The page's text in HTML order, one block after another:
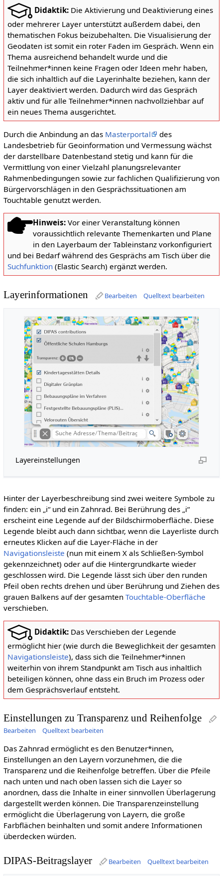
Didaktik:Die Aktivierung und Deaktivierung eines
oder mehrerer Layer unterstützt außerdem dabei, den
thematischen Fokus beizubehalten. Die Visualisierung der
Geodaten ist somit ein roter Faden im Gespräch. Wenn ein
Thema ausreichend behandelt wurde und die
Teilnehmer*innen keine Fragen oder Ideen mehr haben,
die sich inhaltlich auf die Layerinhalte beziehen, kann der
Layer deaktiviert werden. Dadurch wird das Gespräch
aktiv und für alle Teilnehmer*innen nachvollziehbar auf
ein neues Thema ausgerichtet.
Durch die Anbindung an das Masterportal
des
Landesbetrieb für Geoinformation und Vermessung wächst
der darstellbare Datenbestand stetig und kann für die
Vermittlung von einer Vielzahl planungsrelevanter
Rahmenbedingungen sowie zur fachlichen Qualifizierung von
Bürgervorschlägen in den Gesprächssituationen am
Touchtable genutzt werden.
Hinweis:Vor einer Veranstaltung können
voraussichtlich relevante Themenkarten und Plane
in den Layerbaum der Tableinstanz vorkonfiguriert
und bei Bedarf während des Gesprächs am Tisch über die
Suchfunktion(Elastic Search) ergänzt werden.
Layerinformationen Bearbeiten Quelltext bearbeiten
Layereinstellungen
Hinter der Layerbeschreibung sind zwei weitere Symbole zu
finden: ein „i“ und ein Zahnrad. Bei Berührung des „i“
erscheint eine Legende auf der Bildschirmoberfläche. Diese
Legende bleibt auch dann sichtbar, wenn die Layerliste durch
erneutes Klicken auf die Layer-Fläche in der
Navigationsleiste (nun mit einem X als Schließen-Symbol
gekennzeichnet) oder auf die Hintergrundkarte wieder
geschlossen wird. Die Legende lässt sich über den runden
Pfeil oben rechts drehen und über Berührung und Ziehen des
grauen Balkens auf der gesamten Touchtable-Oberfläche
verschieben.
Didaktik:Das Verschieben der Legende
ermöglicht hier (wie durch die Beweglichkeit der gesamten
Navigationsleiste), dass sich die Teilnehmer*innen
weiterhin von ihrem Standpunkt am Tisch aus inhaltlich
beteiligen können, ohne dass ein Bruch im Prozess oder
dem Gesprächsverlauf entsteht.
Einstellungen zu Transparenz und Reihenfolge
Bearbeiten Quelltext bearbeiten
Das Zahnrad ermöglicht es den Benutzer*innen,
Einstellungen an den Layern vorzunehmen, die die
Transparenz und die Reihenfolge betreffen. Über die Pfeile
nach unten und nach oben lassen sich die Layer so
anordnen, dass die Inhalte in einer sinnvollen Überlagerung
dargestellt werden können. Die Transparenzeinstellung
ermöglicht die Überlagerung von Layern, die große
Farbflächen beinhalten und somit andere Informationen
überdecken würden.
DIPAS-Beitragslayer Bearbeiten Quelltext bearbeiten